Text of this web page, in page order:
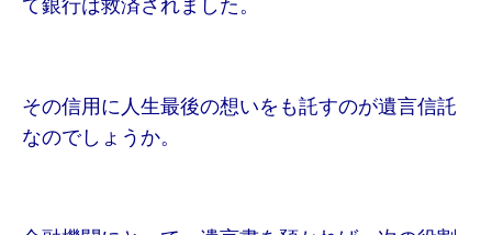
て銀行は救済されました。
その信用に人生最後の想いをも託すのが遺言信託
なのでしょうか。